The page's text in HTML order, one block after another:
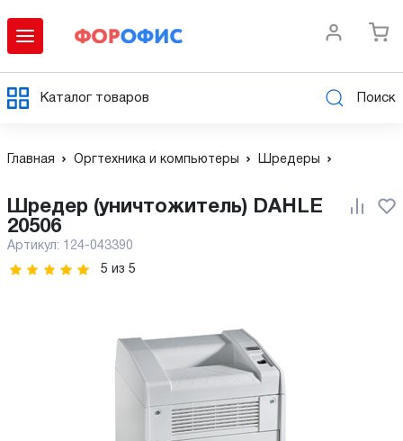
Каталог товаров Поиск
Главная Оргтехника и компьютеры Шредеры
Шредер (уничтожитель) DAHLE
20506
Артикул: 124-043390
5 из 5